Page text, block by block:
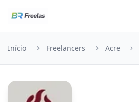
Início Freelancers Acre